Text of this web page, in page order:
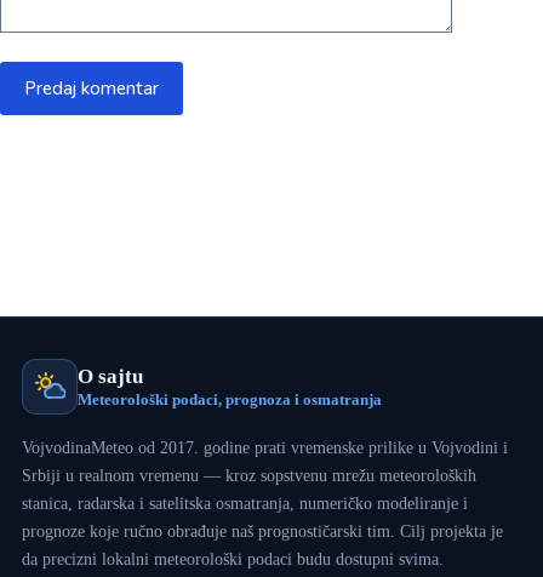
Predaj komentar
O sajtu
Meteorološki podaci, prognoza i osmatranja
VojvodinaMeteo od 2017. godine prati vremenske prilike u Vojvodini i
Srbiji u realnom vremenu — kroz sopstvenu mrežu meteoroloških
stanica, radarska i satelitska osmatranja, numeričko modeliranje i
prognoze koje ručno obrađuje naš prognostičarski tim. Cilj projekta je
da precizni lokalni meteorološki podaci budu dostupni svima.